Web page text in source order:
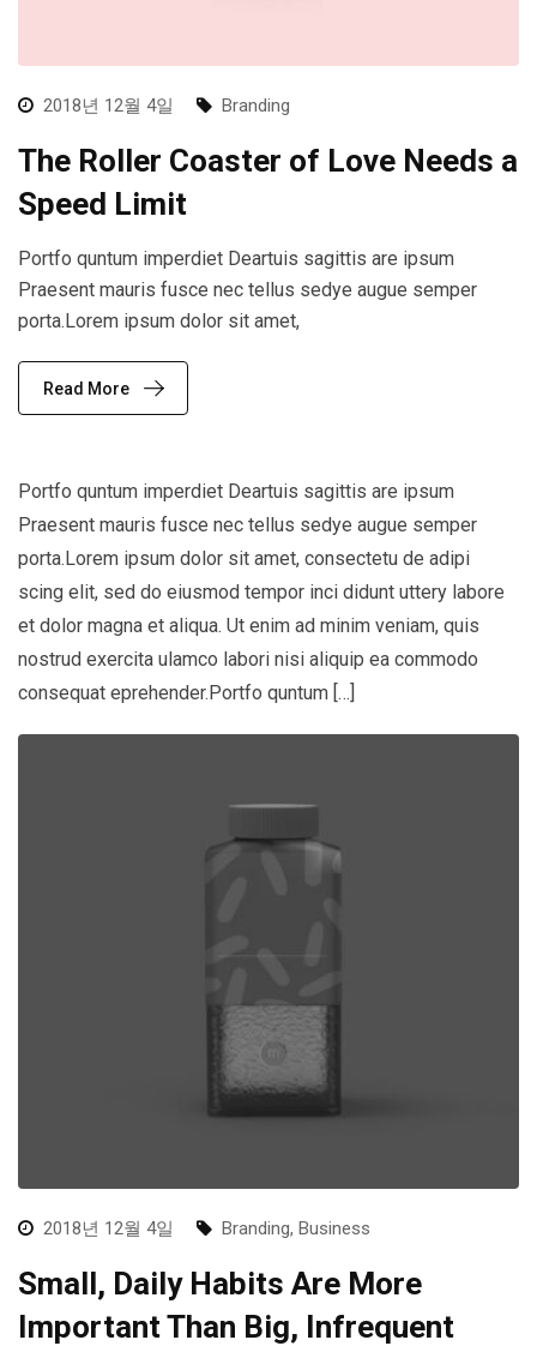
2018년 12월 4일 Branding
The Roller Coaster of Love Needs a
Speed Limit
Portfo quntum imperdiet Deartuis sagittis are ipsum
Praesent mauris fusce nec tellus sedye augue semper
porta.Lorem ipsum dolor sit amet,
Read More
Portfo quntum imperdiet Deartuis sagittis are ipsum
Praesent mauris fusce nec tellus sedye augue semper
porta.Lorem ipsum dolor sit amet, consectetu de adipi
scing elit, sed do eiusmod tempor inci didunt uttery labore
et dolor magna et aliqua. Ut enim ad minim veniam, quis
nostrud exercita ulamco labori nisi aliquip ea commodo
consequat eprehender.Portfo quntum […]
2018년 12월 4일 Branding, Business
Small, Daily Habits Are More
Important Than Big, Infrequent